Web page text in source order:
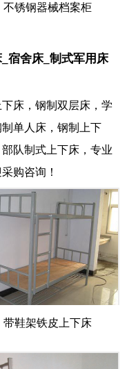
不锈钢器械档案柜
宿舍床_制式军用床
床，钢制双层床，学
单人床，钢制上下
队制式上下床，专业
购咨询！
带鞋架铁皮上下床